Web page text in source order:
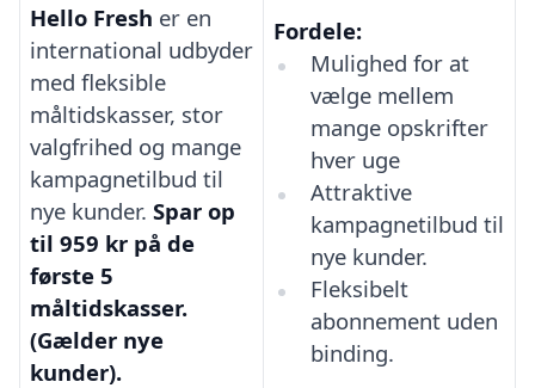
Hello Fresh er en
international udbyder
med fleksible
måltidskasser, stor
valgfrihed og mange
kampagnetilbud til
nye kunder. Spar op
til 959 kr på de
første 5
måltidskasser.
(Gælder nye
kunder).
Fordele:
Mulighed for at
vælge mellem
mange opskrifter
hver uge
Attraktive
kampagnetilbud til
nye kunder.
Fleksibelt
abonnement uden
binding.